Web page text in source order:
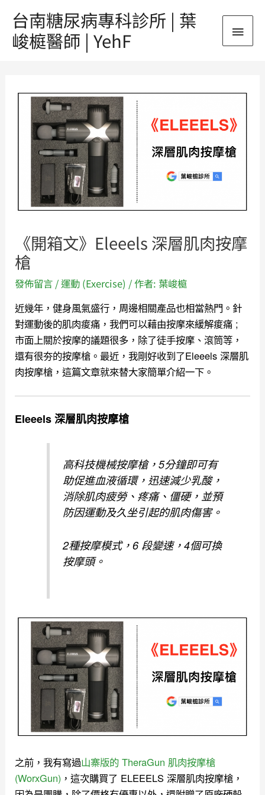
台南糖尿病專科診所 | 葉
峻榳醫師 | YehF
主
要
《開箱文》Eleeels 深層肌肉按摩
槍
發佈留言 /運動 (Exercise) / 作者: 葉峻榳
近幾年，健身風氣盛行，周邊相關產品也相當熱門。針
對運動後的肌肉痠痛，我們可以藉由按摩來緩解痠痛 ;
市面上關於按摩的議題很多，除了徒手按摩、滾筒等，
還有很夯的按摩槍。最近，我剛好收到了Eleeels 深層肌
肉按摩槍，這篇文章就來替大家簡單介紹一下。
Eleeels 深層肌肉按摩槍
高科技機械按摩槍，5分鐘即可有
助促進血液循環，迅速減少乳酸，
消除肌肉疲勞、疼痛、僵硬，並預
防因運動及久坐引起的肌肉傷害。
2種按摩模式，6 段變速，4個可換
按摩頭。
之前，我有寫過山寨版的 TheraGun 肌肉按摩槍
(WorxGun) ，這次購買了 ELEEELS 深層肌肉按摩槍，